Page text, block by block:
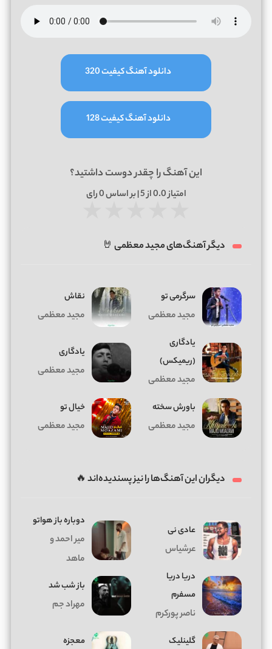
دانلود آهنگ کیفیت 320
دانلود آهنگ کیفیت 128
این آهنگ را چقدر دوست داشتید؟
امتیاز0.0از 5 | بر اساس 0رای
دیگر آهنگ‌های مجید معظمی 🤘
سرگرمی تو
مجید معظمی
نقاش
مجید معظمی
یادگاری
(ریمیکس)
مجید معظمی
یادگاری
مجید معظمی
باورش سخته
مجید معظمی
خیال تو
مجید معظمی
دیگران این آهنگ‌ها را نیز پسندیده‌اند 🔥
عادی نی
عرشیاس
دوباره باز هواتو
میر احمد و
ماهد
دریا دریا
مسفرم
ناصر پورکرم
باز شب شد
مهراد جم
گلینلیک معجزه